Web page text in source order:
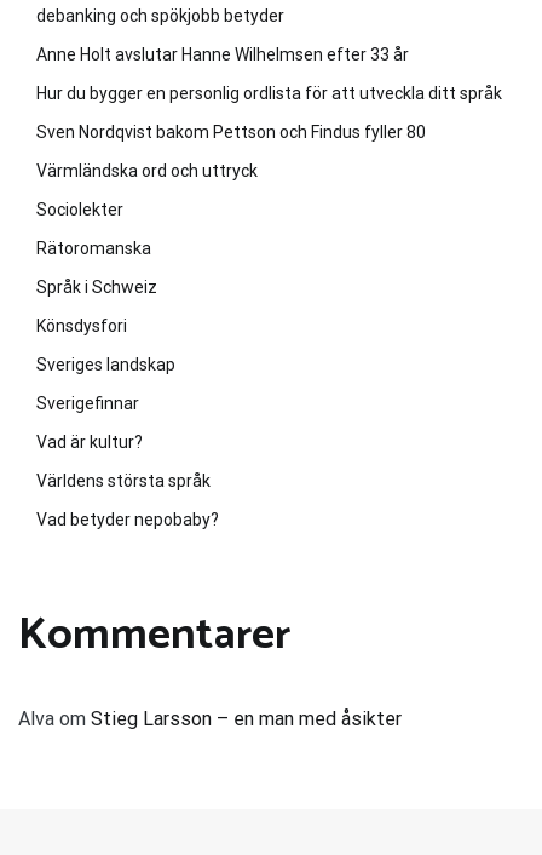
debanking och spökjobb betyder
Anne Holt avslutar Hanne Wilhelmsen efter 33 år
Hur du bygger en personlig ordlista för att utveckla ditt språk
Sven Nordqvist bakom Pettson och Findus fyller 80
Värmländska ord och uttryck
Sociolekter
Rätoromanska
Språk i Schweiz
Könsdysfori
Sveriges landskap
Sverigefinnar
Vad är kultur?
Världens största språk
Vad betyder nepobaby?
Kommentarer
Alva om Stieg Larsson – en man med åsikter